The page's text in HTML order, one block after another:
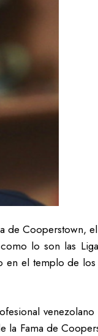
de Cooperstown,
lo son las
en el templo de
Fama de